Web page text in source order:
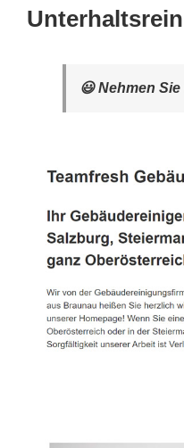
😃 Nehmen